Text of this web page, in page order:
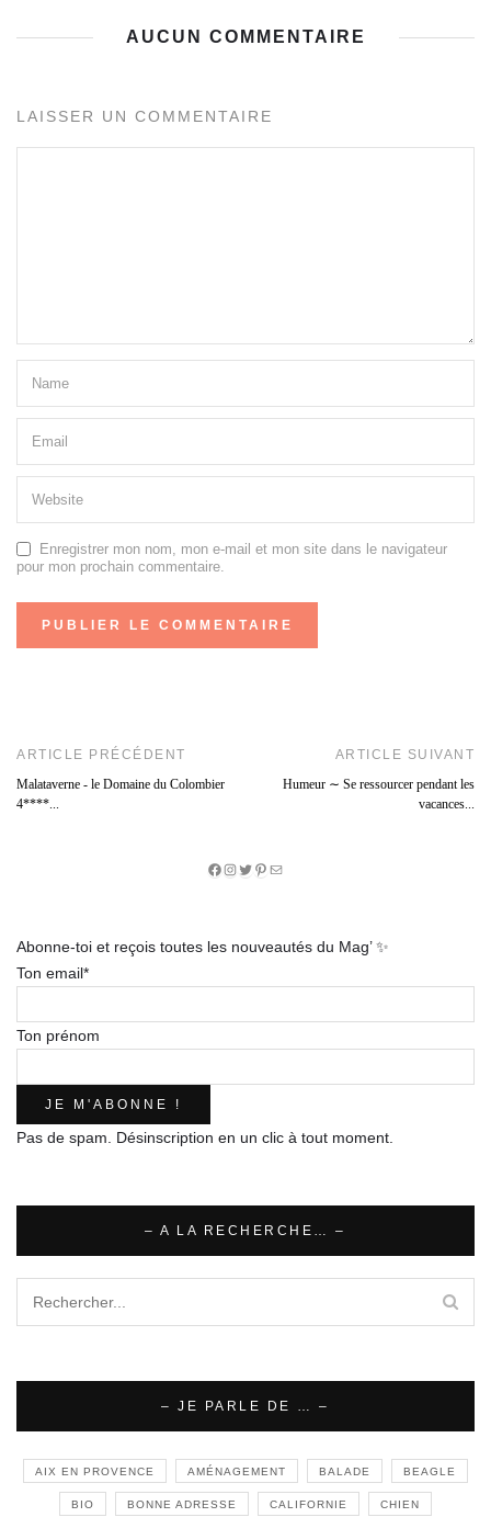
AUCUN COMMENTAIRE
LAISSER UN COMMENTAIRE
Enregistrer mon nom, mon e-mail et mon site dans le navigateur
pour mon prochain commentaire.
ARTICLE PRÉCÉDENT
Malataverne - le Domaine du Colombier
4****...
ARTICLE SUIVANT
Humeur ∼ Se ressourcer pendant les
vacances...
Facebook
Instagram
Twitter
Pinterest
E-
Abonne-toi et reçois toutes les nouveautés du Mag’ ✨
Ton email*
Ton prénom
Pas de spam. Désinscription en un clic à tout moment.
– A LA RECHERCHE… –
– JE PARLE DE … –
AIX EN PROVENCE AMÉNAGEMENT BALADE BEAGLE
BIO BONNE ADRESSE CALIFORNIE CHIEN